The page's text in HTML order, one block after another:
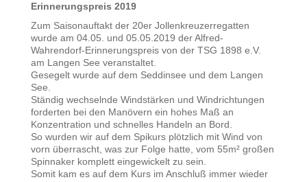
Erinnerungspreis 2019
Zum Saisonauftakt der 20er Jollenkreuzerregatten
wurde am 04.05. und 05.05.2019 der Alfred-
Wahrendorf-Erinnerungspreis von der TSG 1898 e.V.
am Langen See veranstaltet.
Gesegelt wurde auf dem Seddinsee und dem Langen
See.
Ständig wechselnde Windstärken und Windrichtungen
forderten bei den Manövern ein hohes Maß an
Konzentration und schnelles Handeln an Bord.
So wurden wir auf dem Spikurs plötzlich mit Wind von
vorn überrascht, was zur Folge hatte, vom 55m² großen
Spinnaker komplett eingewickelt zu sein.
Somit kam es auf dem Kurs im Anschluß immer wieder